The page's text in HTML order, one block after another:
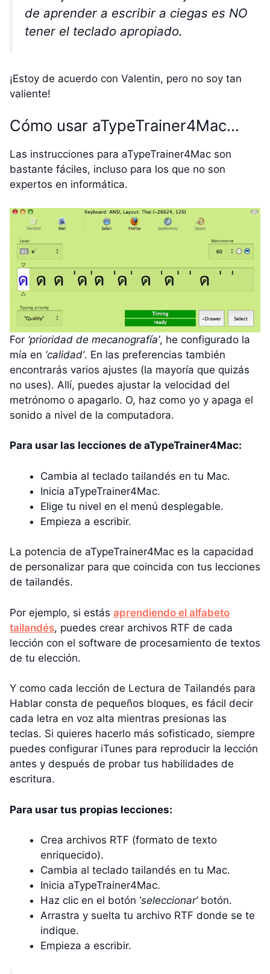
de aprender a escribir a ciegas es NO
tener el teclado apropiado.
¡Estoy de acuerdo con Valentin, pero no soy tan
valiente!
Cómo usar aTypeTrainer4Mac…
Las instrucciones para aTypeTrainer4Mac son
bastante fáciles, incluso para los que no son
expertos en informática.
For ‘prioridad de mecanografía’, he configurado la
mía en ‘calidad’. En las preferencias también
encontrarás varios ajustes (la mayoría que quizás
no uses). Allí, puedes ajustar la velocidad del
metrónomo o apagarlo. O, haz como yo y apaga el
sonido a nivel de la computadora.
Para usar las lecciones de aTypeTrainer4Mac:
Cambia al teclado tailandés en tu Mac.
Inicia aTypeTrainer4Mac.
Elige tu nivel en el menú desplegable.
Empieza a escribir.
La potencia de aTypeTrainer4Mac es la capacidad
de personalizar para que coincida con tus lecciones
de tailandés.
Por ejemplo, si estás aprendiendo el alfabeto
tailandés, puedes crear archivos RTF de cada
lección con el software de procesamiento de textos
de tu elección.
Y como cada lección de Lectura de Tailandés para
Hablar consta de pequeños bloques, es fácil decir
cada letra en voz alta mientras presionas las
teclas. Si quieres hacerlo más sofisticado, siempre
puedes configurar iTunes para reproducir la lección
antes y después de probar tus habilidades de
escritura.
Para usar tus propias lecciones:
Crea archivos RTF (formato de texto
enriquecido).
Cambia al teclado tailandés en tu Mac.
Inicia aTypeTrainer4Mac.
Haz clic en el botón ‘seleccionar’botón.
Arrastra y suelta tu archivo RTF donde se te
indique.
Empieza a escribir.